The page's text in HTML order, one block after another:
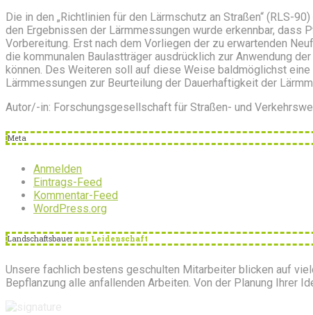
Die in den „Richtlinien für den Lärmschutz an Straßen“ (RLS-
den Ergebnissen der Lärmmessungen wurde erkennbar, dass
Vorbereitung. Erst nach dem Vorliegen der zu erwartenden
die kommunalen Baulastträger ausdrücklich zur Anwendung
können. Des Weiteren soll auf diese Weise baldmöglichst
Lärmmessungen zur Beurteilung der Dauerhaftigkeit der
Autor/-in: Forschungsgesellschaft für Straßen- und
Meta
Anmelden
Eintrags-Feed
Kommentar-Feed
WordPress.org
Landschaftsbauer aus Leidenschaft
Unsere fachlich bestens geschulten Mitarbeiter blicken auf
Bepflanzung alle anfallenden Arbeiten. Von der Planung Ihrer